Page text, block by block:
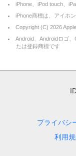
iPhone、iPod touch、
iPhone商標は、アイホ
Copyright (C) 2026
Android、Androidロゴ
たは登録商標です
プライバシ
利用